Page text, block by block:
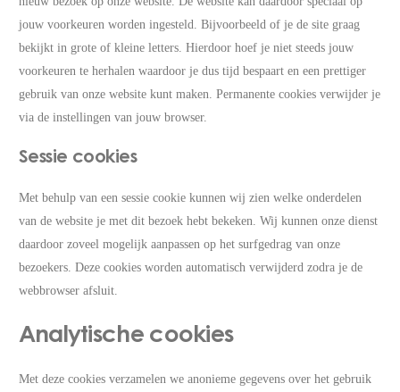
jouw voorkeuren worden ingesteld. Bijvoorbeeld of je de site graag
bekijkt in grote of kleine letters. Hierdoor hoef je niet steeds jouw
voorkeuren te herhalen waardoor je dus tijd bespaart en een prettiger
gebruik van onze website kunt maken. Permanente cookies verwijder je
via de instellingen van jouw browser.
Sessie cookies
Met behulp van een sessie cookie kunnen wij zien welke onderdelen
van de website je met dit bezoek hebt bekeken. Wij kunnen onze dienst
daardoor zoveel mogelijk aanpassen op het surfgedrag van onze
bezoekers. Deze cookies worden automatisch verwijderd zodra je de
webbrowser afsluit.
Analytische cookies
Met deze cookies verzamelen we anonieme gegevens over het gebruik